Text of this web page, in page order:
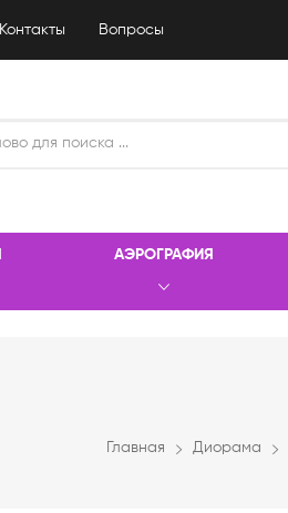
Контакты Вопросы
АЭРОГРАФИЯ
Главная Диорама